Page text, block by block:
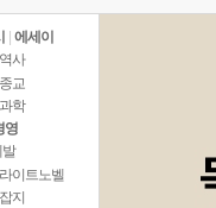
에세이
역사
종교
과학
영
발
라이트노벨
잡지